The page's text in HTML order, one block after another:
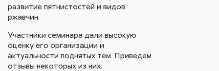
развитие пятнистостей и видов
ржавчин.
Участники семинара дали высокую
оценку его организации и
актуальности поднятых тем. Приведем
отзывы некоторых из них.